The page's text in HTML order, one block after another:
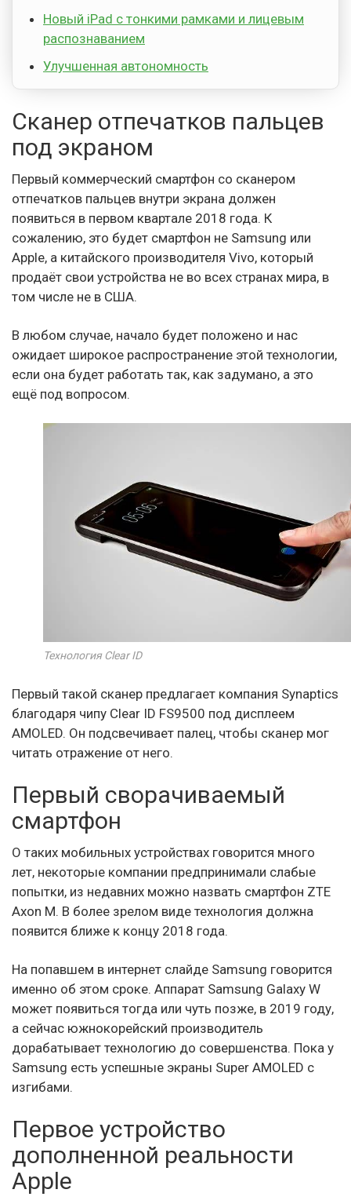
Новый iPad с тонкими рамками и лицевым
распознаванием
Улучшенная автономность
Сканер отпечатков пальцев
под экраном
Первый коммерческий смартфон со сканером
отпечатков пальцев внутри экрана должен
появиться в первом квартале 2018 года. К
сожалению, это будет смартфон не Samsung или
Apple, а китайского производителя Vivo, который
продаёт свои устройства не во всех странах мира, в
том числе не в США.
В любом случае, начало будет положено и нас
ожидает широкое распространение этой технологии,
если она будет работать так, как задумано, а это
ещё под вопросом.
Технология Clear ID
Первый такой сканер предлагает компания Synaptics
благодаря чипу Clear ID FS9500 под дисплеем
AMOLED. Он подсвечивает палец, чтобы сканер мог
читать отражение от него.
Первый сворачиваемый
смартфон
О таких мобильных устройствах говорится много
лет, некоторые компании предпринимали слабые
попытки, из недавних можно назвать смартфон ZTE
Axon M. В более зрелом виде технология должна
появится ближе к концу 2018 года.
На попавшем в интернет слайде Samsung говорится
именно об этом сроке. Аппарат Samsung Galaxy W
может появиться тогда или чуть позже, в 2019 году,
а сейчас южнокорейский производитель
дорабатывает технологию до совершенства. Пока у
Samsung есть успешные экраны Super AMOLED с
изгибами.
Первое устройство
дополненной реальности
Apple